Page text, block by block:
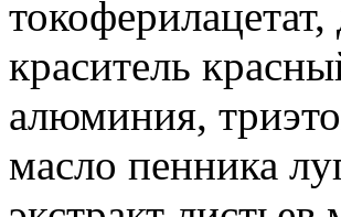
краситель
алюминия,
масло пенника